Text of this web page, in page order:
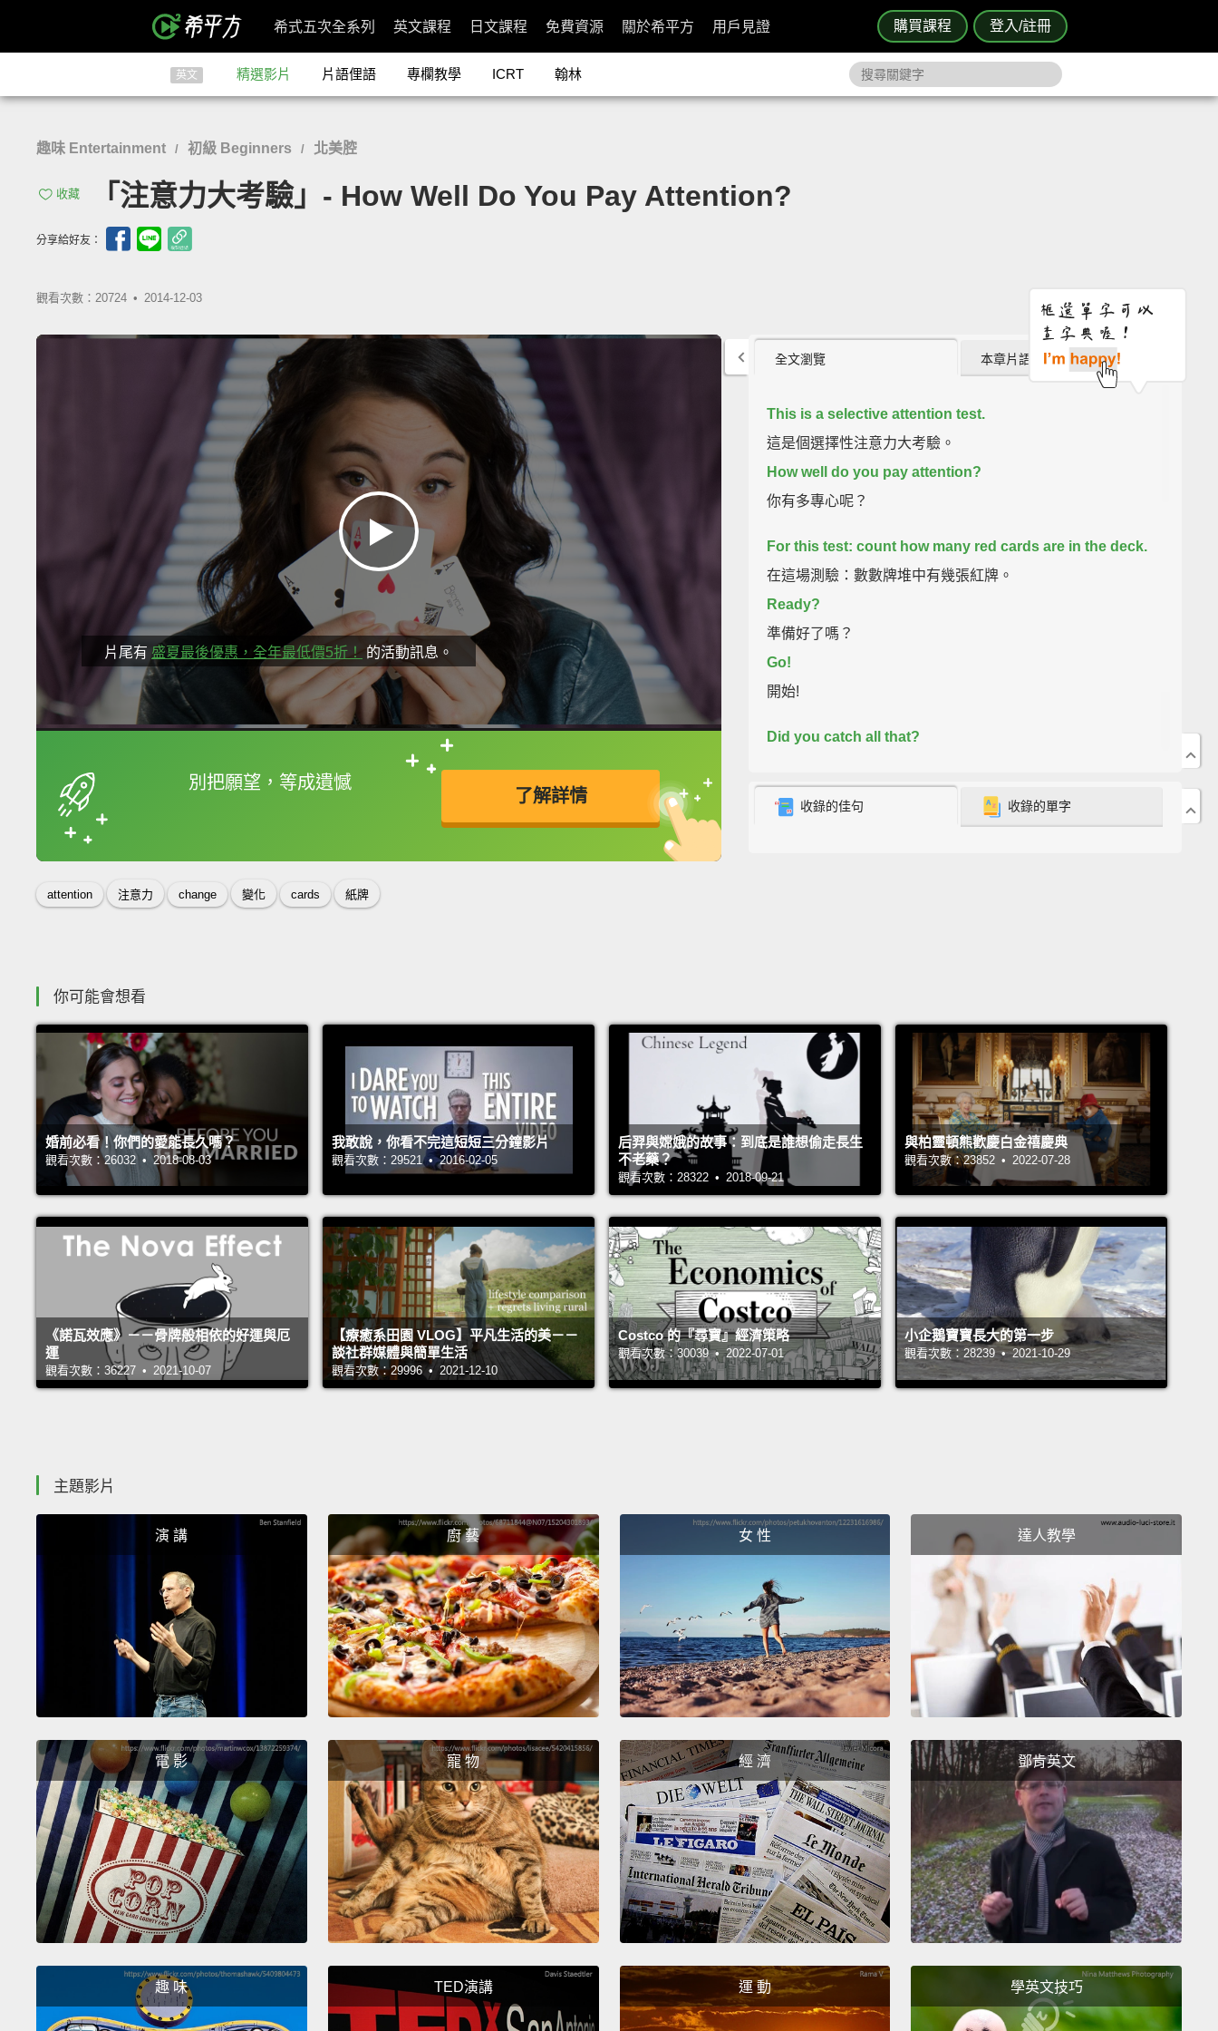
購買課程 登入/註冊
希式五次全系列 英文課程 日文課程 免費資源 關於希平方 用戶見證
英文 精選影片 片語俚語 專欄教學 ICRT 翰林
趣味 Entertainment / 初級 Beginners / 北美腔
收藏 「注意力大考驗」- How Well Do You Pay Attention?
分享給好友：
觀看次數：20724 • 2014-12-03
片尾有 盛夏最後優惠，全年最低價5折！ 的活動訊息。
別把願望，等成遺憾
了解詳情
框選或點兩下字幕可以直接查字典喔！
英
attention 注意力 change 變化 cards 紙牌
全文瀏覽 本章片語 (1)
This is a selective attention test.
這是個選擇性注意力大考驗。
How well do you pay attention?
你有多專心呢？
For this test: count how many red cards are in the deck.
在這場測驗：數數牌堆中有幾張紅牌。
Ready?
準備好了嗎？
Go!
開始!
Did you catch all that?
The answer is 14,
but did you notice the 7 changes in the
3. Changing shirts
三、改變的衣服
4. Disappearing plant
四、消失的植物
5. Changing pictures
五、改變的圖畫
六、消失的友人
7. Clown noses
七、小丑鼻子
Before.
之前
After.
收錄的佳句 收錄的單字
你可能會想看
婚前必看！你們的愛能長久嗎？
觀看次數：26032 • 2018-08-03
我敢說，你看不完這短短三分鐘影片
觀看次數：29521 • 2016-02-05
后羿與嫦娥的故事：到底是誰想偷走長生
不老藥？
觀看次數：28322 • 2018-09-21
與柏靈頓熊歡慶白金禧慶典
觀看次數：23852 • 2022-07-28
《諾瓦效應》－－骨牌般相依的好運與厄
運
觀看次數：36227 • 2021-10-07
【療癒系田園 VLOG】平凡生活的美－－
談社群媒體與簡單生活
觀看次數：29996 • 2021-12-10
Costco 的『尋寶』經濟策略
觀看次數：30039 • 2022-07-01
小企鵝寶寶長大的第一步
觀看次數：28239 • 2021-10-29
主題影片
演 講 廚 藝 女 性 達人教學
電 影 寵 物 經 濟 鄧肯英文
趣 味 TED演講 運 動 學英文技巧